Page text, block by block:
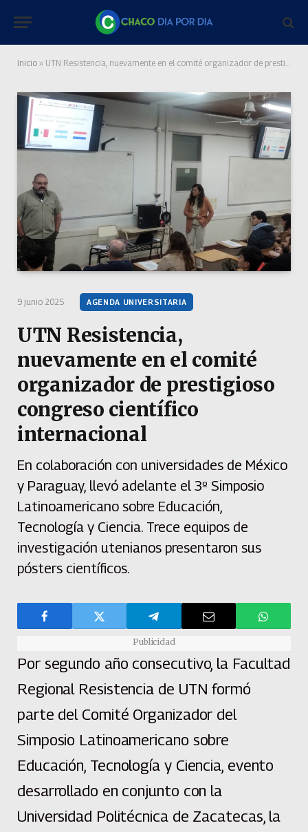
Inicio » UTN Resistencia, nuevamente en el comité organizador de prestigioso congreso científico internacional
9 junio 2025 AGENDA UNIVERSITARIA
UTN Resistencia,
nuevamente en el comité
organizador de prestigioso
congreso científico
internacional
En colaboración con universidades de México
y Paraguay, llevó adelante el 3º Simposio
Latinoamericano sobre Educación,
Tecnología y Ciencia. Trece equipos de
investigación utenianos presentaron sus
pósters científicos.
Publicidad
Por segundo año consecutivo, la Facultad
Regional Resistencia de UTN formó
parte del Comité Organizador del
Simposio Latinoamericano sobre
Educación, Tecnología y Ciencia, evento
desarrollado en conjunto con la
Universidad Politécnica de Zacatecas, la